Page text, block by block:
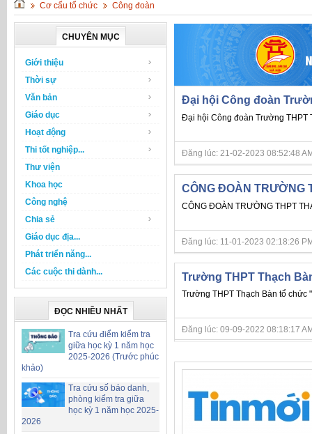
Cơ cấu tổ chức Công đoàn
CHUYÊN MỤC
Giới thiệu
Thời sự
Văn bản
Giáo dục
Hoạt động
Thi tốt nghiệp...
Thư viện
Khoa học
Công nghệ
Chia sẻ
Giáo dục địa...
Phát triển năng...
Các cuộc thi dành...
ĐỌC NHIỀU NHẤT
Tra cứu điểm kiểm tra
giữa học kỳ 1 năm học
2025-2026 (Trước phúc
khảo)
Tra cứu số báo danh,
phòng kiểm tra giữa
học kỳ 1 năm học 2025-
2026
Đại hội Công đoàn
Đại hội Công đoàn Trường THPT
Đăng lúc: 21-02-2023 08:52:48
CÔNG ĐOÀN TRƯỜNG
CÔNG ĐOÀN TRƯỜNG THPT
Đăng lúc: 11-01-2023 02:18:26
Trường THPT Thạch
Trường THPT Thạch Bàn tổ chức
Đăng lúc: 09-09-2022 08:18:17